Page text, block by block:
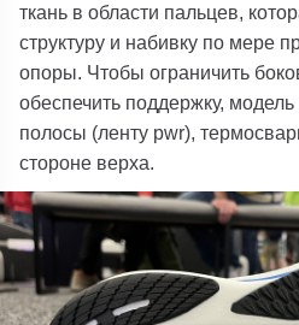
ткань в области пальцев,
структуру и набивку по мере
опоры. Чтобы ограничить
обеспечить поддержку, модель
полосы (ленту pwr),
стороне верха.